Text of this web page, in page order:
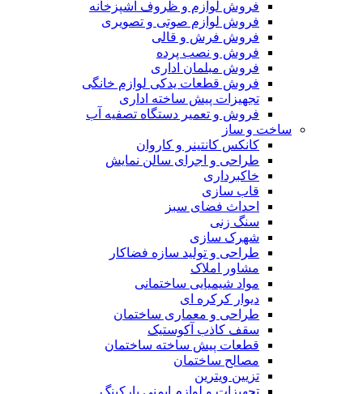
فروش لوازم و ظروف آشپزخانه
فروش لوازم صوتی و تصویری
فروش فرش و قالی
فروش و نصب پرده
فروش مبلمان اداری
فروش قطعات یدکی لوازم خانگی
تجهیزات پیش ساخته اداری
فروش و تعمیر دستگاه تصفیه آب
ساخت و ساز
کانکس کانتینر و کاروان
طراحی و اجرای سالن نمایش
خاکبرداری
قاب سازی
احداث فضای سبز
سنگ زنی
شهرک سازی
طراحی و تولید سازه فضاکار
مشاور املاک
مواد شیمیایی ساختمانی
دیوار کرکره ای
طراحی و معماری ساختمان
سقف کاذب آکوستیک
قطعات پیش ساخته ساختمان
مصالح ساختمان
تزیین ویترین